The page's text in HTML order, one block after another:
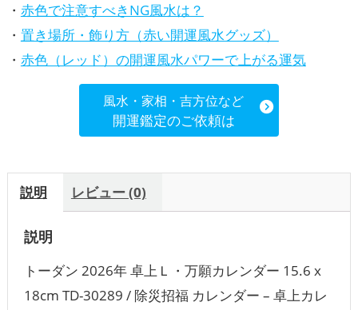
・ 赤色で注意すべきNG風水は？
・ 置き場所・飾り方（赤い開運風水グッズ）
・ 赤色（レッド）の開運風水パワーで上がる運気
風水・家相・吉方位など
開運鑑定のご依頼は
説明 レビュー (0)
説明
トーダン 2026年 卓上Ｌ・万願カレンダー 15.6 x
18cm TD-30289 / 除災招福 カレンダー – 卓上カレ